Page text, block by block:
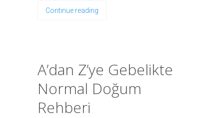
Continue reading
A’dan Z’ye Gebelikte
Normal Doğum
Rehberi